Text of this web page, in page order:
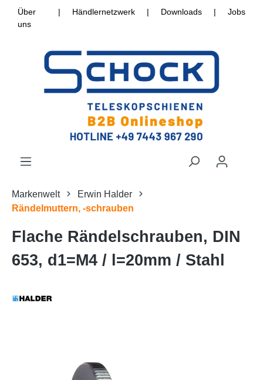
Über
uns
| Händlernetzwerk | Downloads | Jobs
Markenwelt
Erwin Halder
Rändelmuttern, -schrauben
Flache Rändelschrauben, DIN
653, d1=M4 / l=20mm / Stahl